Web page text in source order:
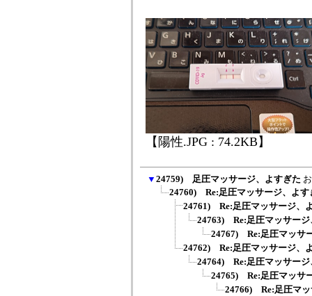
【陽性.JPG : 74.2KB】
▼ 24759) 足圧マッサージ、よすぎた
24760) Re:足圧マッサージ、よす
24761) Re:足圧マッサージ、
24763) Re:足圧マッサージ
24767) Re:足圧マッサ
24762) Re:足圧マッサージ、
24764) Re:足圧マッサージ
24765) Re:足圧マッサ
24766) Re:足圧マッ